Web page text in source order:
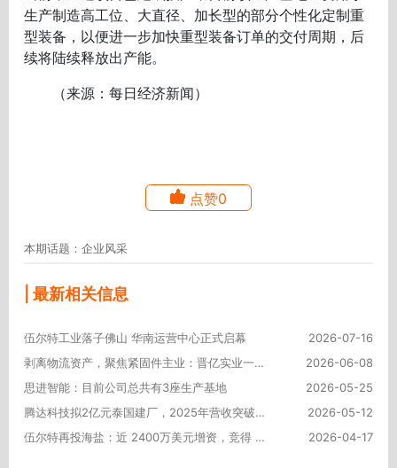
生产制造高工位、大直径、加长型的部分个性化定制重
型装备，以便进一步加快重型装备订单的交付周期，后
续将陆续释放出产能。
（来源：每日经济新闻）
点赞0
本期话题：企业风采
| 最新相关信息
伍尔特工业落子佛山 华南运营中心正式启幕
2026-07-16
剥离物流资产，聚焦紧固件主业：晋亿实业一季报净利增超25%
2026-06-08
思进智能：目前公司总共有3座生产基地
2026-05-25
腾达科技拟2亿元泰国建厂，2025年营收突破20亿元
2026-05-12
伍尔特再投海盐：近 2400万美元增资，竞得 5.6万平方米产业园
2026-04-17